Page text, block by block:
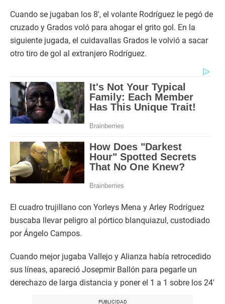
Cuando se jugaban los 8′, el volante Rodríguez le pegó de
cruzado y Grados voló para ahogar el grito gol. En la
siguiente jugada, el cuidavallas Grados le volvió a sacar
otro tiro de gol al extranjero Rodríguez.
El cuadro trujillano con Yorleys Mena y Arley Rodríguez
buscaba llevar peligro al pórtico blanquiazul, custodiado
por Ángelo Campos.
Cuando mejor jugaba Vallejo y Alianza había retrocedido
sus líneas, apareció Josepmir Ballón para pegarle un
derechazo de larga distancia y poner el 1 a 1 sobre los 24′